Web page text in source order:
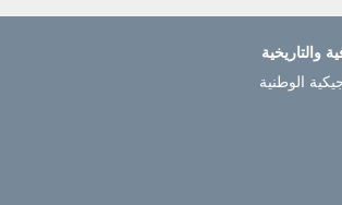
والتاريخية
الوطنية